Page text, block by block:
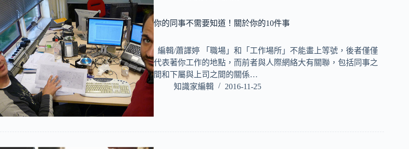
你的同事不需要知道！關於你的10件事
編輯/蕭譯婷 「職場」和「工作場所」不能畫上等號，後者僅僅
代表著你工作的地點，而前者與人際網絡大有關聯，包括同事之
間和下屬與上司之間的關係…
知識家編輯
2016-11-25